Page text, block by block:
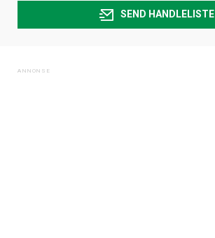
SEND HANDLELISTE